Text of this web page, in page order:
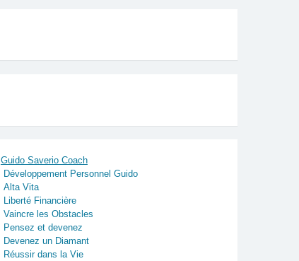
Guido Saverio Coach
Développement Personnel Guido
Alta Vita
Liberté Financière
Vaincre les Obstacles
Pensez et devenez
Devenez un Diamant
Réussir dans la Vie